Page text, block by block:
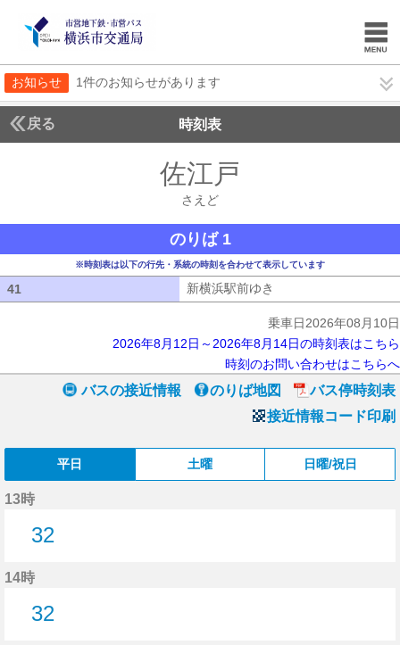
お知らせ 1件のお知らせがあります
戻る 時刻表
佐江戸
さえど
のりば 1
※時刻表は以下の行先・系統の時刻を合わせて表示しています
41 新横浜駅前ゆき
乗車日2026年08月10日
2026年8月12日～2026年8月14日の時刻表はこちら
時刻のお問い合わせはこちらへ
バスの接近情報 のりば地図
バス停時刻表
接近情報コード印刷
平日 土曜 日曜/祝日
13時
32
14時
32